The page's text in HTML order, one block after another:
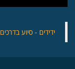
‏ידידים - סיוע בדרכים